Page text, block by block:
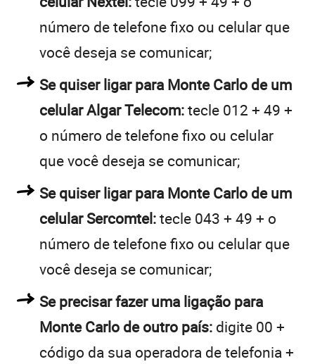
número de telefone fixo ou celular que
você deseja se comunicar;
Se quiser ligar para Monte Carlo de um
celular Algar Telecom:tecle 012 + 49 +
o número de telefone fixo ou celular
que você deseja se comunicar;
Se quiser ligar para Monte Carlo de um
celular Sercomtel:tecle 043 + 49 + o
número de telefone fixo ou celular que
você deseja se comunicar;
Se precisar fazer uma ligação para
Monte Carlo de outro país: digite 00 +
código da sua operadora de telefonia +